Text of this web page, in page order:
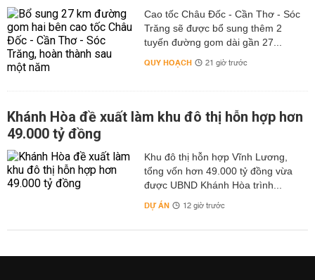
Cao tốc Châu Đốc - Cần Thơ - Sóc
Trăng sẽ được bổ sung thêm 2
tuyến đường gom dài gần 27...
QUY HOẠCH 21 giờ trước
Khánh Hòa đề xuất làm khu đô thị hỗn hợp hơn
49.000 tỷ đồng
Khu đô thị hỗn hợp Vĩnh Lương,
tổng vốn hơn 49.000 tỷ đồng vừa
được UBND Khánh Hòa trình...
DỰ ÁN 12 giờ trước